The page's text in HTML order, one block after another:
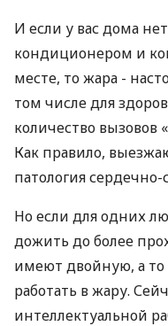
И если у вас дома
кондиционером и
месте, то жара -
том числе для
количество вызовов
Как правило,
патология
Но если для одних
дожить до более
имеют двойную, а то
работать в жару.
интеллектуальной